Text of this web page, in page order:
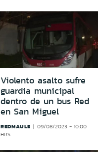
Violento asalto sufre
guardia municipal
dentro de un bus Red
en San Miguel
REDMAULE
09/08/2023 - 10:00
HRS